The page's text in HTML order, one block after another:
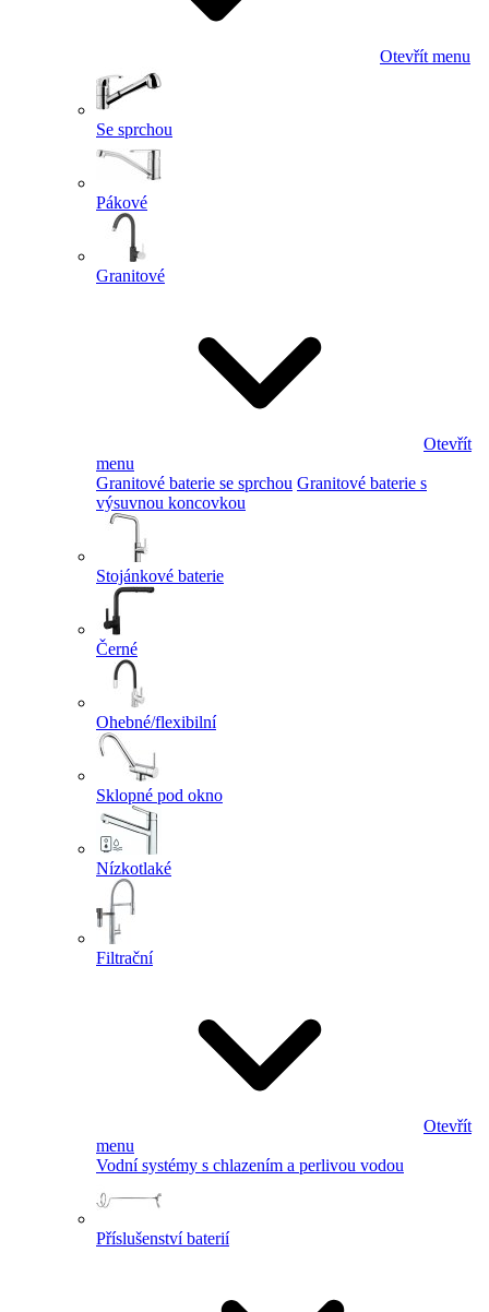
Otevřít menu
Se sprchou
Pákové
Granitové
Otevřít
menu
Granitové baterie se sprchou Granitové baterie s
výsuvnou koncovkou
Stojánkové baterie
Černé
Ohebné/flexibilní
Sklopné pod okno
Nízkotlaké
Filtrační
Otevřít
menu
Vodní systémy s chlazením a perlivou vodou
Příslušenství baterií